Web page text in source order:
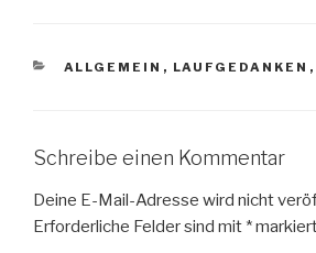
KATEGORIEN
ALLGEMEIN , LAUFGEDANKEN ,
Schreibe einen Kommentar
Deine E-Mail-Adresse wird nicht
Erforderliche Felder sind mit *